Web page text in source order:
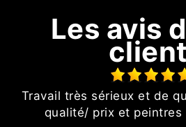
Les avis
Travail très sérieux et de
qualité/ prix et peintres